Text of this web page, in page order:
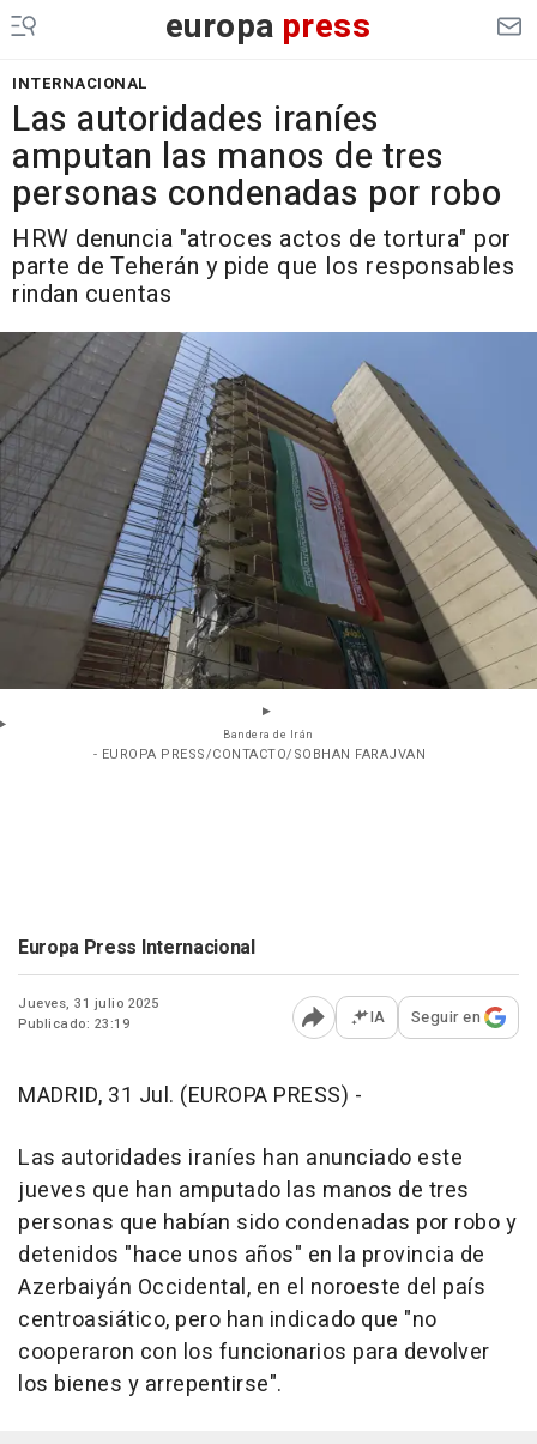
europa press
INTERNACIONAL
Las autoridades iraníes
amputan las manos de tres
personas condenadas por robo
HRW denuncia "atroces actos de tortura" por
parte de Teherán y pide que los responsables
rindan cuentas
Bandera de Irán
- EUROPA PRESS/CONTACTO/SOBHAN FARAJVAN
Europa Press Internacional
Jueves, 31 julio 2025
Publicado: 23:19
Abrir opciones para
IA Seguir en
MADRID, 31 Jul. (EUROPA PRESS) -
Las autoridades iraníes han anunciado este
jueves que han amputado las manos de tres
personas que habían sido condenadas por robo y
detenidos "hace unos años" en la provincia de
Azerbaiyán Occidental, en el noroeste del país
centroasiático, pero han indicado que "no
cooperaron con los funcionarios para devolver
los bienes y arrepentirse".